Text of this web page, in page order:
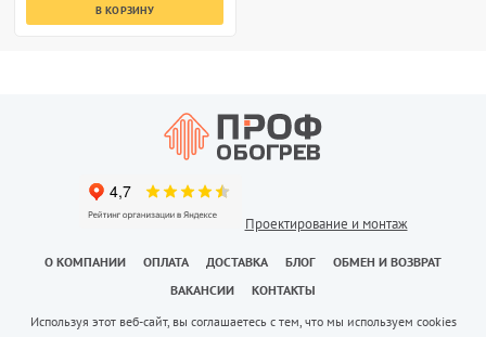
В КОРЗИНУ
Проектирование и монтаж
О КОМПАНИИ ОПЛАТА ДОСТАВКА БЛОГ
ОБМЕН И ВОЗВРАТ
ВАКАНСИИ
КОНТАКТЫ
Используя этот веб-сайт, вы соглашаетесь с тем, что мы используем cookies